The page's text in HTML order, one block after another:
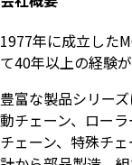
1977年に成立した
て40年以上の経験が
豊富な製品シリー
動チェーン、ロー
チェーン、特殊チ